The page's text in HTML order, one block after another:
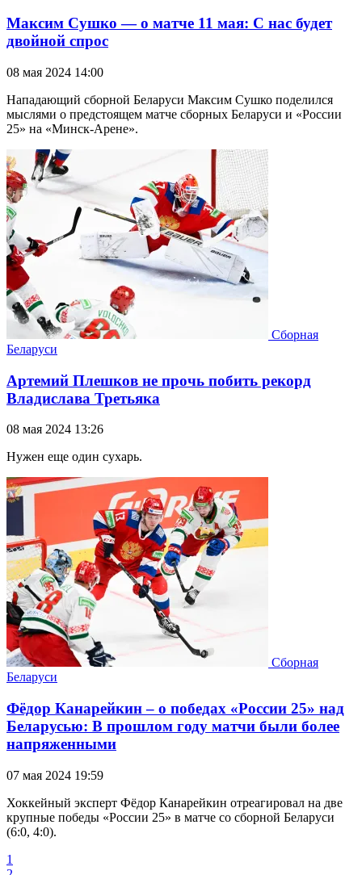
Максим Сушко — о матче 11 мая: С нас будет
двойной спрос
08 мая 2024 14:00
Нападающий сборной Беларуси Максим Сушко поделился
мыслями о предстоящем матче сборных Беларуси и «России
25» на «Минск-Арене».
Сборная
Беларуси
Артемий Плешков не прочь побить рекорд
Владислава Третьяка
08 мая 2024 13:26
Нужен еще один сухарь.
Сборная
Беларуси
Фёдор Канарейкин – о победах «России 25» над
Беларусью: В прошлом году матчи были более
напряженными
07 мая 2024 19:59
Хоккейный эксперт Фёдор Канарейкин отреагировал на две
крупные победы «России 25» в матче со сборной Беларуси
(6:0, 4:0).
1